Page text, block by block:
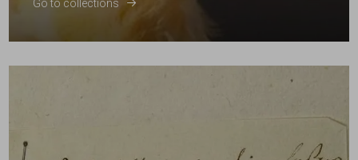
Go to collections